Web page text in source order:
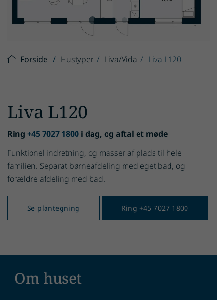
Forside Hustyper Liva/Vida Liva L120
Liva L120
Ring +45 7027 1800 i dag, og aftal et møde
Funktionel indretning, og masser af plads til hele
familien. Separat børneafdeling med eget bad, og
forældre afdeling med bad.
Se plantegning Ring +45 7027 1800
Om huset